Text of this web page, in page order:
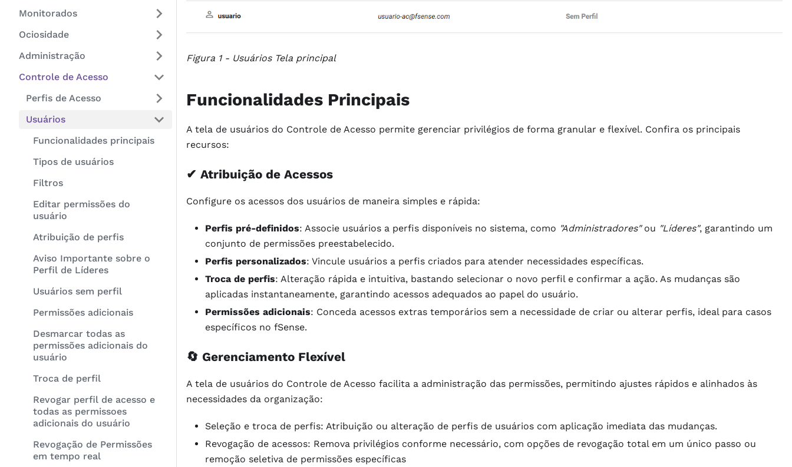
Monitorados
Ociosidade
Administração
Controle de Acesso
Perfis de Acesso
Usuários
Funcionalidades principais
Tipos de usuários
Filtros
Editar permissões do
usuário
Atribuição de perfis
Aviso Importante sobre o
Perfil de Líderes
Usuários sem perfil
Permissões adicionais
Desmarcar todas as
permissões adicionais do
usuário
Troca de perfil
Revogar perfil de acesso e
todas as permissoes
adicionais do usuário
Revogação de Permissões
em tempo real
Figura 1 - Usuários Tela principal
Funcionalidades Principais
A tela de usuários do Controle de Acesso permite gerenciar privilégios de forma granular e flexível. Confira os principais
recursos:
✔ Atribuição de Acessos
Configure os acessos dos usuários de maneira simples e rápida:
Perfis pré-definidos: Associe usuários a perfis disponíveis no sistema, como "Administradores"ou "Líderes", garantindo um
conjunto de permissões preestabelecido.
Perfis personalizados: Vincule usuários a perfis criados para atender necessidades específicas.
Troca de perfis: Alteração rápida e intuitiva, bastando selecionar o novo perfil e confirmar a ação. As mudanças são
aplicadas instantaneamente, garantindo acessos adequados ao papel do usuário.
Permissões adicionais: Conceda acessos extras temporários sem a necessidade de criar ou alterar perfis, ideal para casos
específicos no fSense.
🔄 Gerenciamento Flexível
A tela de usuários do Controle de Acesso facilita a administração das permissões, permitindo ajustes rápidos e alinhados às
necessidades da organização:
Seleção e troca de perfis: Atribuição ou alteração de perfis de usuários com aplicação imediata das mudanças.
Revogação de acessos: Remova privilégios conforme necessário, com opções de revogação total em um único passo ou
remoção seletiva de permissões específicas